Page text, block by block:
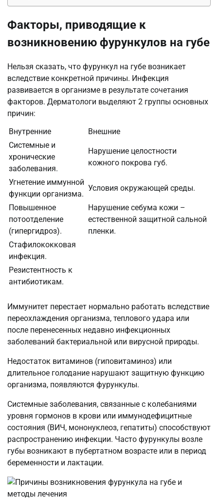
Факторы, приводящие к
возникновению фурункулов на губе
Нельзя сказать, что фурункул на губе возникает
вследствие конкретной причины. Инфекция
развивается в организме в результате сочетания
факторов. Дерматологи выделяют 2 группы основных
причин:
Внутренние
Внешние
Системные и
хронические
заболевания.
Нарушение целостности
кожного покрова губ.
Угнетение иммунной
функции организма.
Условия окружающей среды.
Повышенное
потоотделение
(гипергидроз).
Нарушение себума кожи –
естественной защитной сальной
пленки.
Стафилококковая
инфекция.
Резистентность к
антибиотикам.
Иммунитет перестает нормально работать вследствие
переохлаждения организма, теплового удара или
после перенесенных недавно инфекционных
заболеваний бактериальной или вирусной природы.
Недостаток витаминов (гиповитаминоз) или
длительное голодание нарушают защитную функцию
организма, появляются фурункулы.
Системные заболевания, связанные с колебаниями
уровня гормонов в крови или иммунодефицитные
состояния (ВИЧ, мононуклеоз, гепатиты) способствуют
распространению инфекции. Часто фурункулы возле
губы возникают в пубертатном возрасте или в период
беременности и лактации.